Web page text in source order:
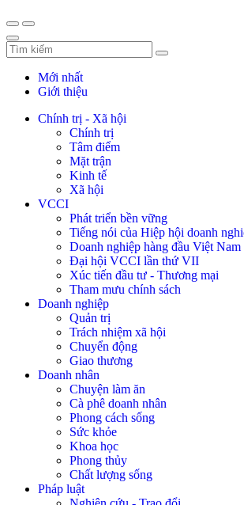
Mới nhất
Giới thiệu
Chính trị - Xã hội
Chính trị
Tâm điểm
Mặt trận
Kinh tế
Xã hội
VCCI
Phát triển bền vững
Tiếng nói của Hiệp hội doanh
Doanh nghiệp hàng đầu Việt Nam
Đại hội VCCI lần thứ VII
Xúc tiến đầu tư - Thương mại
Tham mưu chính sách
Doanh nghiệp
Quản trị
Trách nhiệm xã hội
Chuyển động
Giao thương
Doanh nhân
Chuyện làm ăn
Cà phê doanh nhân
Phong cách sống
Sức khỏe
Khoa học
Phong thủy
Chất lượng sống
Pháp luật